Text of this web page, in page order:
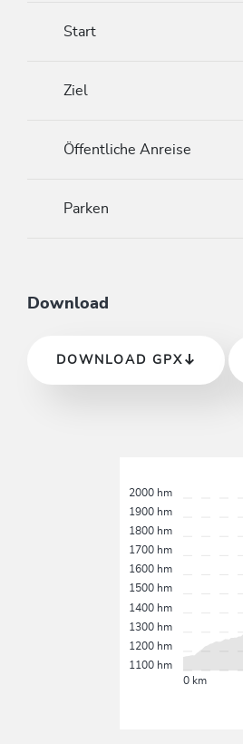
Start
Ziel
Öffentliche Anreise
Parken
Download
DOWNLOAD GPX
0 km
1100 hm
1200 hm
1300 hm
1400 hm
1500 hm
1600 hm
1700 hm
1800 hm
1900 hm
2000 hm